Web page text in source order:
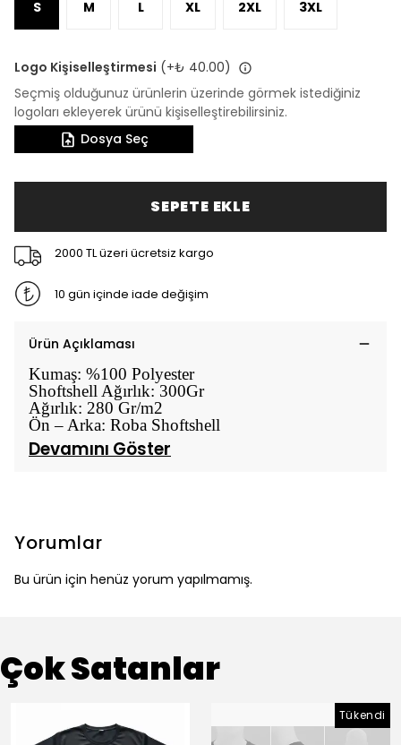
S M L XL 2XL 3XL
Logo Kişiselleştirmesi (+₺ 40.00)
Seçmiş olduğunuz ürünlerin üzerinde görmek istediğiniz
logoları ekleyerek ürünü kişiselleştirebilirsiniz.
Dosya Seç
SEPETE EKLE
2000 TL üzeri ücretsiz kargo
10 gün içinde iade değişim
Ürün Açıklaması
Kumaş: %100 Polyester
Shoftshell Ağırlık: 300Gr
Ağırlık: 280 Gr/m2
Ön – Arka: Roba Shoftshell
Devamını Göster
Yorumlar
Bu ürün için henüz yorum yapılmamış.
Çok Satanlar
Tükendi